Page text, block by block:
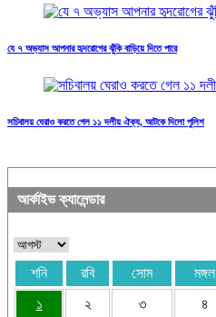
যে ৭ অভ্যাস আপনার হৃদরোগের ঝুঁকি বাড়িয়ে দিতে পারে
সচিবালয় ঘেরাও করতে গেল ১১ দলীয় ঐক্য, আটকে দিলো পুলিশ
আর্কাইভ ক্যালেন্ডার
শনি রবি সোম মঙ্গল
১
২ ৩ ৪